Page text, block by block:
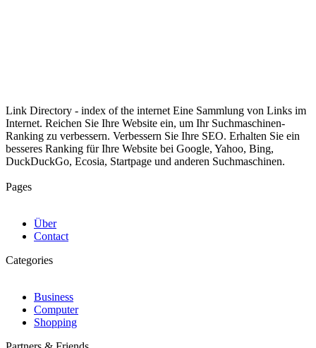
Link Directory - index of the internet Eine Sammlung von Links im
Internet. Reichen Sie Ihre Website ein, um Ihr Suchmaschinen-
Ranking zu verbessern. Verbessern Sie Ihre SEO. Erhalten Sie ein
besseres Ranking für Ihre Website bei Google, Yahoo, Bing,
DuckDuckGo, Ecosia, Startpage und anderen Suchmaschinen.
Pages
Über
Contact
Categories
Business
Computer
Shopping